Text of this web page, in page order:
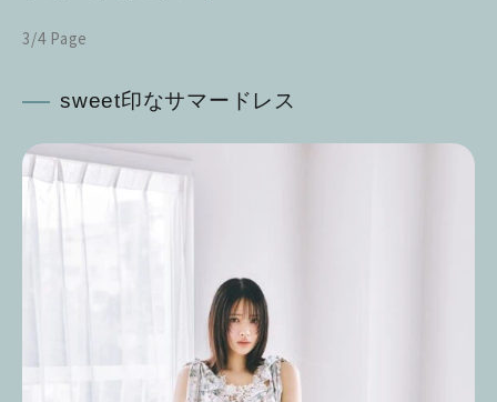
3/4 Page
sweet印なサマードレス